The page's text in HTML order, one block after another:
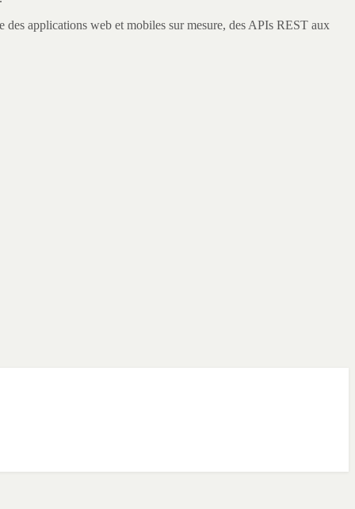
applications web et mobiles sur mesure, des APIs REST aux